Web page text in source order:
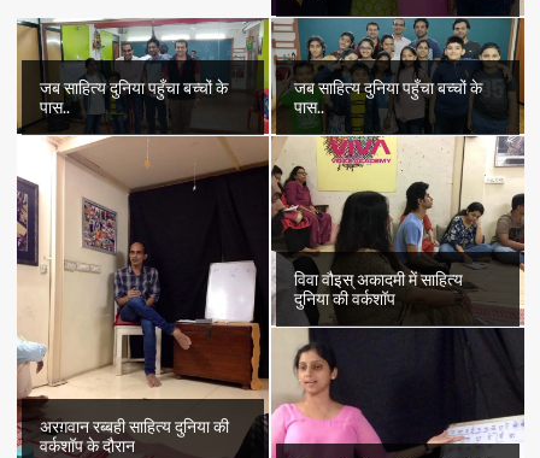
जब साहित्य दुनिया पहुँचा बच्चों के
पास..
जब साहित्य दुनिया पहुँचा बच्चों के
पास..
अरग़वान रब्बही साहित्य दुनिया की
वर्कशॉप के दौरान
विवा वौइस् अकादमी में साहित्य
दुनिया की वर्कशॉप